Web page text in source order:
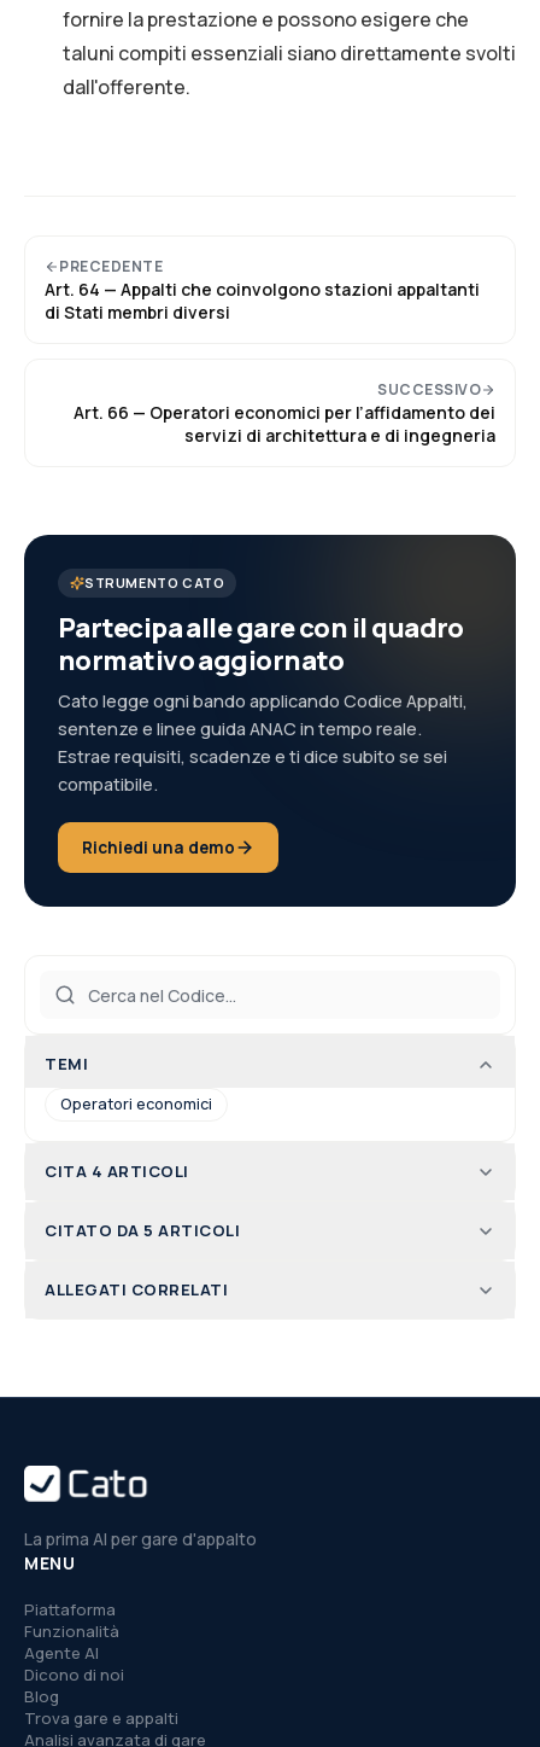
fornire la prestazione e possono esigere che
taluni compiti essenziali siano direttamente svolti
dall'offerente.
PRECEDENTE
Art. 64 — Appalti che coinvolgono stazioni appaltanti
di Stati membri diversi
SUCCESSIVO
Art. 66 — Operatori economici per l’affidamento dei
servizi di architettura e di ingegneria
STRUMENTO CATO
Partecipa alle gare con il quadro
normativo aggiornato
Cato legge ogni bando applicando Codice Appalti,
sentenze e linee guida ANAC in tempo reale.
Estrae requisiti, scadenze e ti dice subito se sei
compatibile.
Richiedi una demo
TEMI
Operatori economici
CITA 4 ARTICOLI
CITATO DA 5 ARTICOLI
ALLEGATI CORRELATI
La prima AI per gare d'appalto
MENU
Piattaforma
Funzionalità
Agente AI
Dicono di noi
Blog
Trova gare e appalti
Analisi avanzata di gare